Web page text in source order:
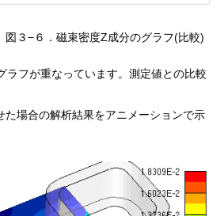
密度Z成分のグラフ(比較)
ラフが重なっています。測定値との比較
た場合の解析結果をアニメーションで示